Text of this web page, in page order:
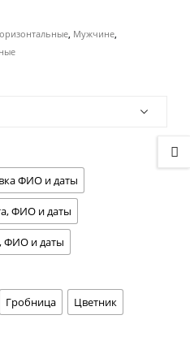
Мужчине
ФИО и даты
ФИО и даты
ФИО и даты
Гробница Цветник